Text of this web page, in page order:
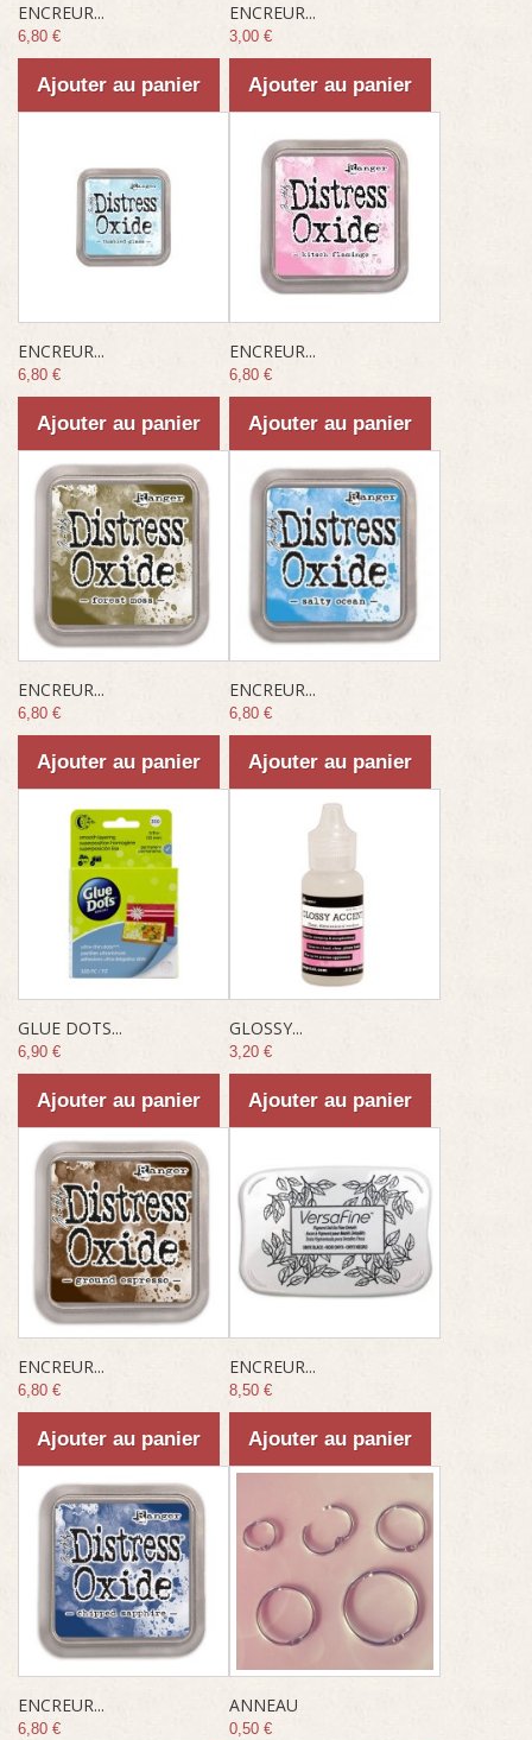
ENCREUR...
6,80 €
Ajouter au panier
ENCREUR...
3,00 €
Ajouter au panier
ENCREUR...
6,80 €
Ajouter au panier
ENCREUR...
6,80 €
Ajouter au panier
ENCREUR...
6,80 €
Ajouter au panier
ENCREUR...
6,80 €
Ajouter au panier
GLUE DOTS...
6,90 €
Ajouter au panier
GLOSSY...
3,20 €
Ajouter au panier
ENCREUR...
6,80 €
Ajouter au panier
ENCREUR...
8,50 €
Ajouter au panier
ENCREUR...
6,80 €
ANNEAU
0,50 €